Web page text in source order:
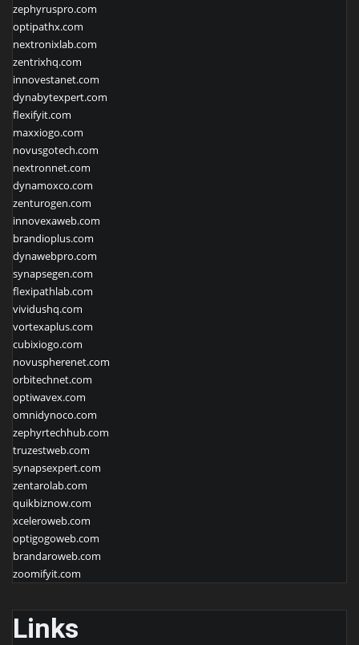
zephyruspro.com
optipathx.com
nextronixlab.com
zentrixhq.com
innovestanet.com
dynabytexpert.com
flexifyit.com
maxxiogo.com
novusgotech.com
nextronnet.com
dynamoxco.com
zenturogen.com
innovexaweb.com
brandioplus.com
dynawebpro.com
synapsegen.com
flexipathlab.com
vividushq.com
vortexaplus.com
cubixiogo.com
novuspherenet.com
orbitechnet.com
optiwavex.com
omnidynoco.com
zephyrtechhub.com
truzestweb.com
synapsexpert.com
zentarolab.com
quikbiznow.com
xceleroweb.com
optigogoweb.com
brandaroweb.com
zoomifyit.com
Links